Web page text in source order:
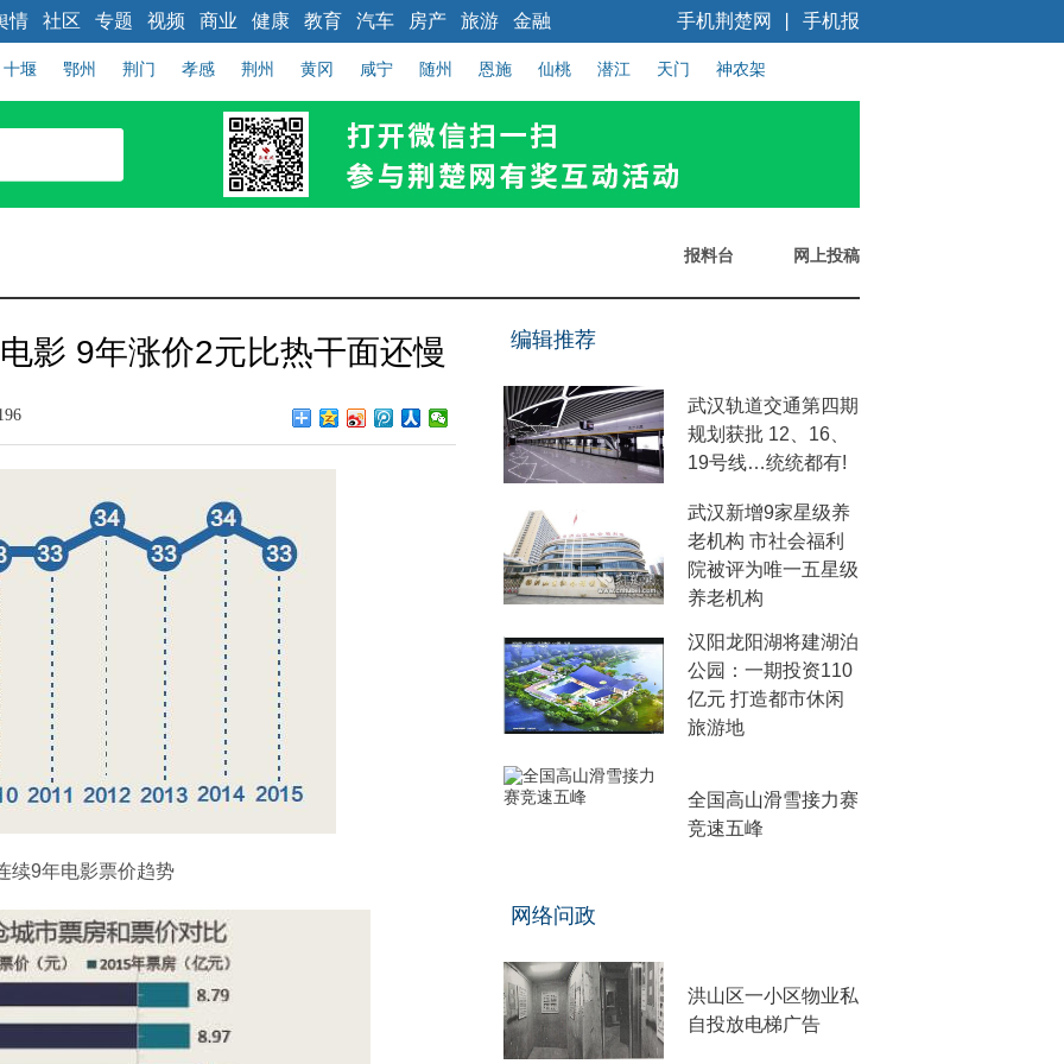
情 社区 专题 视频 商业 健康 教育 汽车 房产 旅游 金融 手机报
手机荆楚网
十堰 鄂州 荆门 孝感 荆州 黄冈 咸宁 随州 恩施 仙桃 潜江 天门 神农架
报料台 网上投稿
影 9年涨价2元比热干面还慢
续9年电影票价趋势
编辑推荐
武汉轨道交通第四期
规划获批 12、16、
19号线…统统都有!
武汉新增9家星级养
老机构 市社会福利
院被评为唯一五星级
养老机构
汉阳龙阳湖将建湖泊
公园：一期投资110
亿元 打造都市休闲
旅游地
全国高山滑雪接力赛
竞速五峰
网络问政
洪山区一小区物业私
自投放电梯广告